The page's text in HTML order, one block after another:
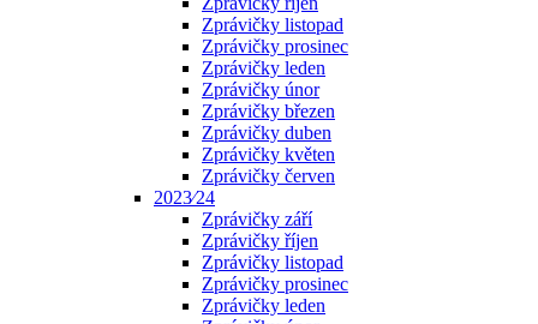
Zprávičky listopad
Zprávičky prosinec
Zprávičky leden
Zprávičky únor
Zprávičky březen
Zprávičky duben
Zprávičky květen
Zprávičky červen
2023⁄24
Zprávičky září
Zprávičky říjen
Zprávičky listopad
Zprávičky prosinec
Zprávičky leden